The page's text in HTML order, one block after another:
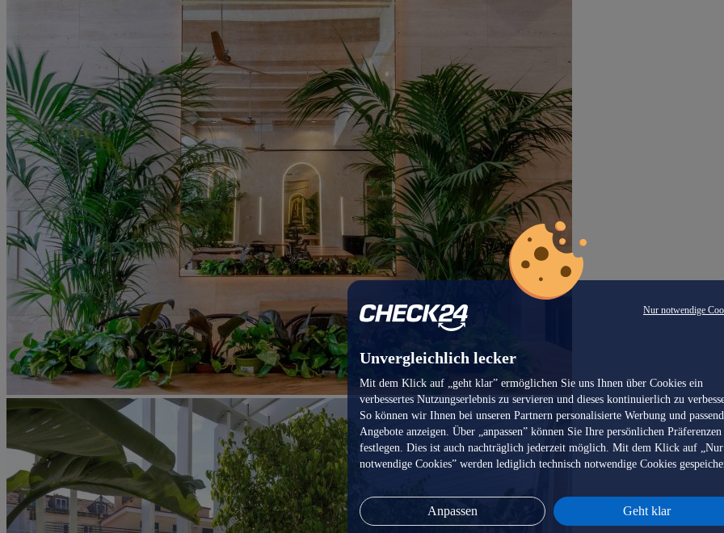
Nur notwendige
Unvergleichlich lecker
Mit dem Klick auf „geht klar” ermöglichen Sie uns Ihnen über Cookies ein
verbessertes Nutzungserlebnis zu servieren und dieses kontinuierlich zu
So können wir Ihnen bei unseren Partnern personalisierte Werbung und
Angebote anzeigen. Über „anpassen” können Sie Ihre persönlichen Präferenzen
festlegen. Dies ist auch nachträglich jederzeit möglich. Mit dem Klick auf „Nur
notwendige Cookies” werden lediglich technisch notwendige Cookies
Anpassen Geht klar